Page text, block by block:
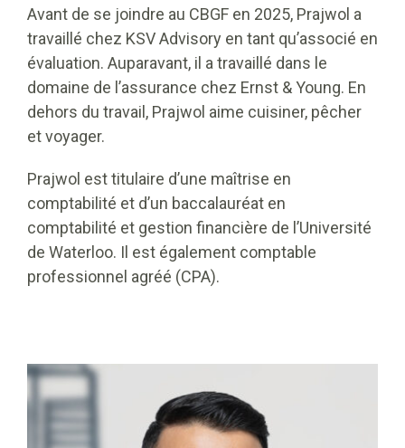
Avant de se joindre au CBGF en 2025, Prajwol a
travaillé chez KSV Advisory en tant qu’associé en
évaluation. Auparavant, il a travaillé dans le
domaine de l’assurance chez Ernst & Young. En
dehors du travail, Prajwol aime cuisiner, pêcher
et voyager.
Prajwol est titulaire d’une maîtrise en
comptabilité et d’un baccalauréat en
comptabilité et gestion financière de l’Université
de Waterloo. Il est également comptable
professionnel agréé (CPA).